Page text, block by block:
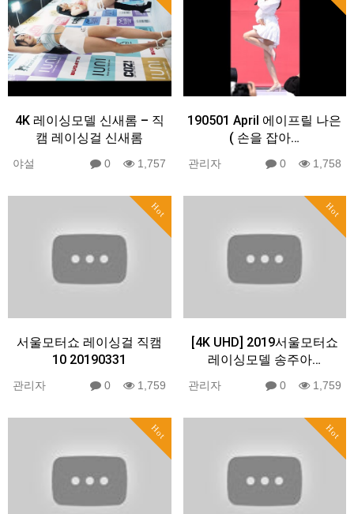
4K 레이싱모델 신새롬 – 직
캠 레이싱걸 신새롬
야설 0 1,757
190501 April 에이프릴 나은
( 손을 잡아…
관리자 0 1,758
Hot
서울모터쇼 레이싱걸 직캠
10 20190331
관리자 0 1,759
Hot
[4K UHD] 2019서울모터쇼
레이싱모델 송주아…
관리자 0 1,759
Hot Hot